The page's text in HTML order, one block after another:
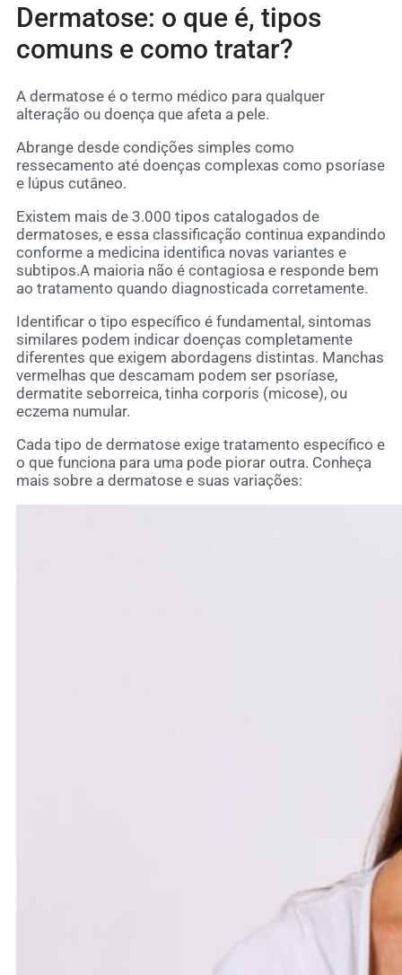
Dermatose: o que é, tipos
comuns e como tratar?
A dermatose é o termo médico para qualquer
alteração ou doença que afeta a pele.
Abrange desde condições simples como
ressecamento até doenças complexas como psoríase
e lúpus cutâneo.
Existem mais de 3.000 tipos catalogados de
dermatoses, e essa classificação continua expandindo
conforme a medicina identifica novas variantes e
subtipos.A maioria não é contagiosa e responde bem
ao tratamento quando diagnosticada corretamente.
Identificar o tipo específico é fundamental, sintomas
similares podem indicar doenças completamente
diferentes que exigem abordagens distintas. Manchas
vermelhas que descamam podem ser psoríase,
dermatite seborreica, tinha corporis (micose), ou
eczema numular.
Cada tipo de dermatose exige tratamento específico e
o que funciona para uma pode piorar outra. Conheça
mais sobre a dermatose e suas variações: